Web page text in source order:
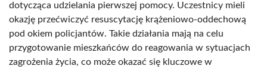
dotycząca udzielania pierwszej pomocy. Uczestnicy mieli
okazję przećwiczyć resuscytację krążeniowo-oddechową
pod okiem policjantów. Takie działania mają na celu
przygotowanie mieszkańców do reagowania w sytuacjach
zagrożenia życia, co może okazać się kluczowe w